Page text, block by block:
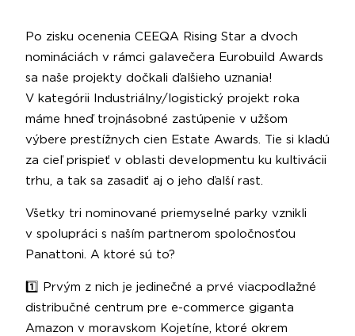
Po zisku ocenenia CEEQA Rising Star a dvoch
nomináciách v rámci galavečera Eurobuild Awards
sa naše projekty dočkali ďalšieho uznania!
V kategórii Industriálny/logistický projekt roka
máme hneď trojnásobné zastúpenie v užšom
výbere prestížnych cien Estate Awards. Tie si kladú
za cieľ prispieť v oblasti developmentu ku kultivácii
trhu, a tak sa zasadiť aj o jeho ďalší rast.
Všetky tri nominované priemyselné parky vznikli
v spolupráci s naším partnerom spoločnosťou
Panattoni. A ktoré sú to?
1️⃣ Prvým z nich je jedinečné a prvé viacpodlažné
distribučné centrum pre e-commerce giganta
Amazon v moravskom Kojetíne, ktoré okrem